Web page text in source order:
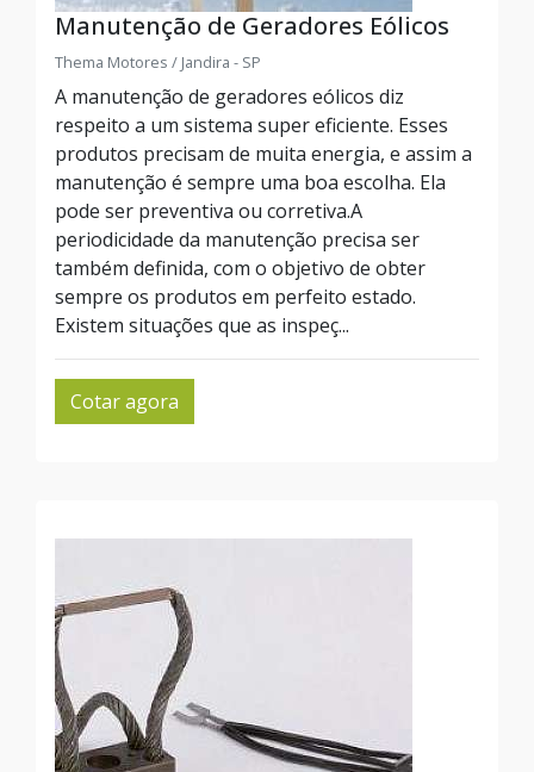
Manutenção de Geradores Eólicos
Thema Motores / Jandira - SP
A manutenção de geradores eólicos diz
respeito a um sistema super eficiente. Esses
produtos precisam de muita energia, e assim a
manutenção é sempre uma boa escolha. Ela
pode ser preventiva ou corretiva.A
periodicidade da manutenção precisa ser
também definida, com o objetivo de obter
sempre os produtos em perfeito estado.
Existem situações que as inspeç...
Cotar agora